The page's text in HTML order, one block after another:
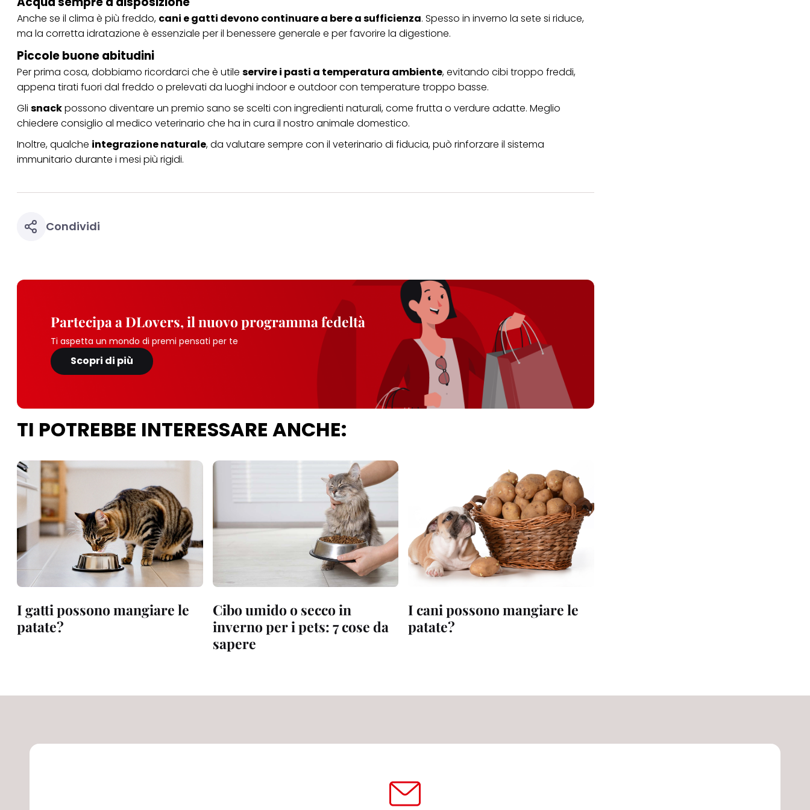
Anche se il clima è più freddo, cani e gatti devono continuare a bere a sufficienza. Spesso in inverno la sete si riduce,
ma la corretta idratazione è essenziale per il benessere generale e per favorire la digestione.
Piccole buone abitudini
Per prima cosa, dobbiamo ricordarci che è utile servire i pasti a temperatura ambiente, evitando cibi troppo freddi,
appena tirati fuori dal freddo o prelevati da luoghi indoor e outdoor con temperature troppo basse.
Gli snackpossono diventare un premio sano se scelti con ingredienti naturali, come frutta o verdure adatte. Meglio
chiedere consiglio al medico veterinario che ha in cura il nostro animale domestico.
Inoltre, qualche integrazione naturale, da valutare sempre con il veterinario di fiducia, può rinforzare il sistema
immunitario durante i mesi più rigidi.
Condividi
Partecipa a DLovers, il nuovo programma fedeltà
Ti aspetta un mondo di premi pensati per te
Scopri di più
TI POTREBBE INTERESSARE ANCHE:
I gatti possono mangiare le
patate?
Cibo umido o secco in
inverno per i pets: 7 cose da
sapere
I cani possono mangiare le
patate?